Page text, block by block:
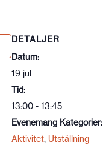
DETALJER
Datum:
19 jul
Tid:
13:00 - 13:45
Evenemang Kategorier:
Aktivitet, Utställning